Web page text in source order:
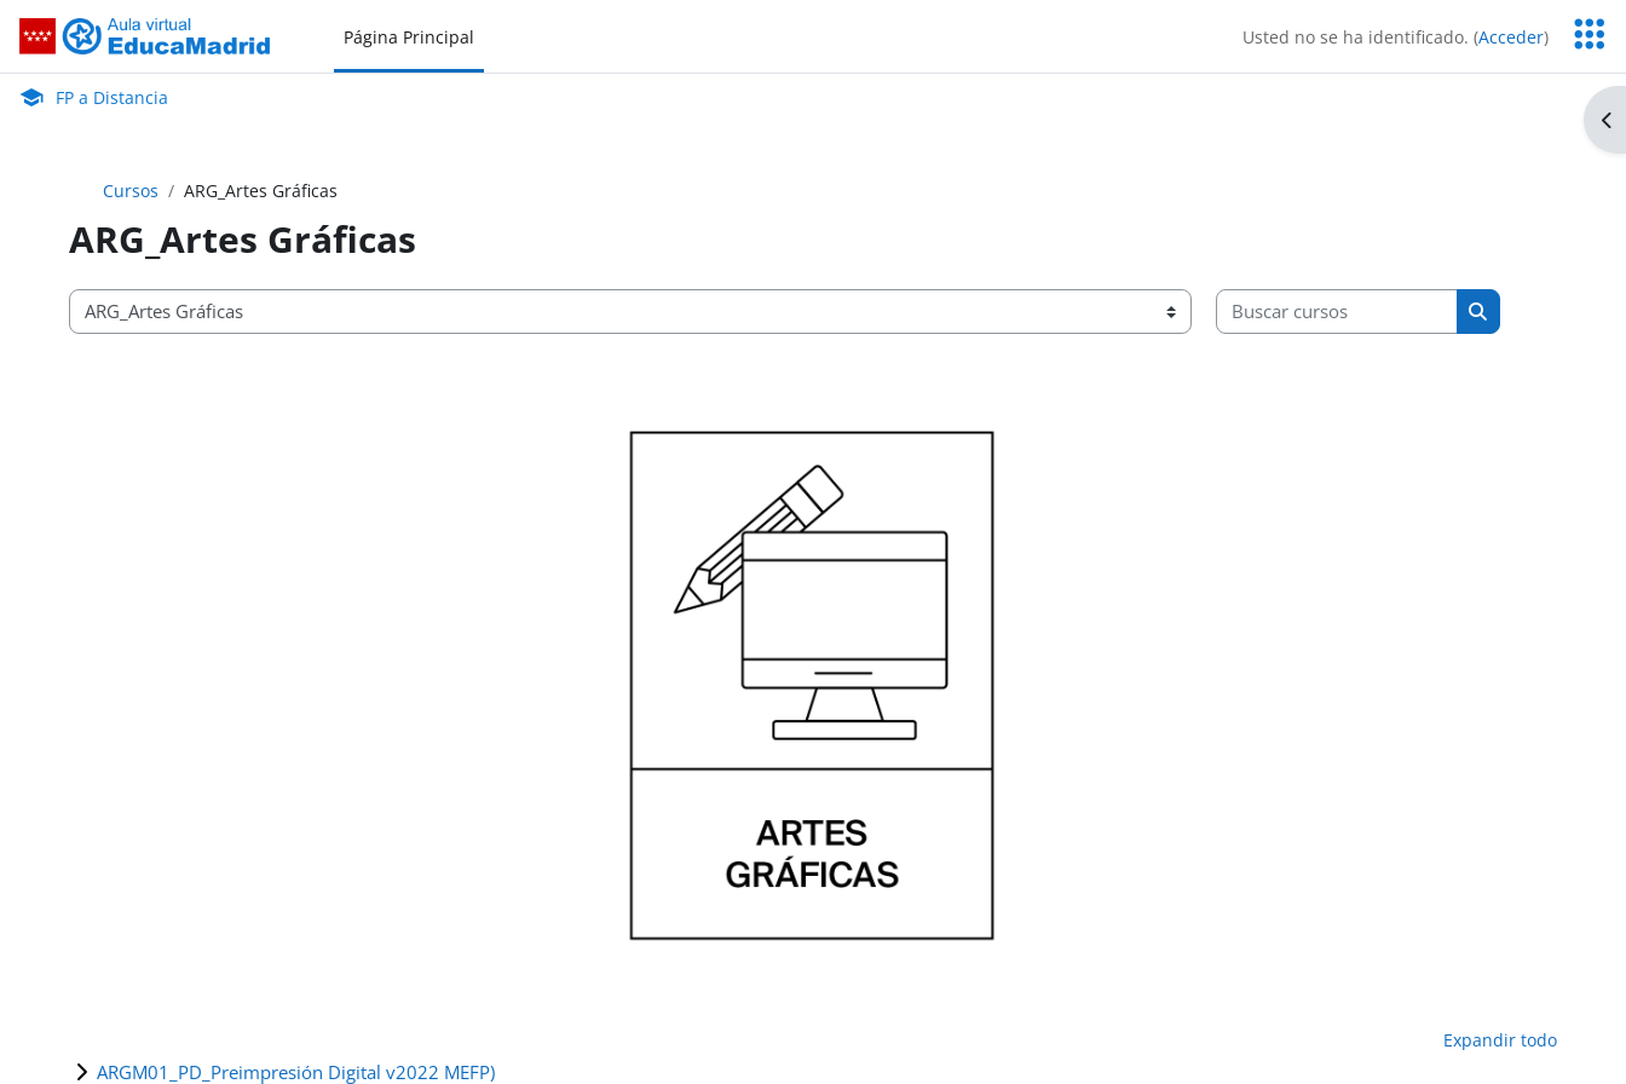
FP a Distancia Página Principal Usted no se ha identificado. (Acceder)
Aula Virtual de EducaMadrid:
FP a Distancia
Cursos ARG_Artes Gráficas
ARG_Artes Gráficas
Categorías
Buscar cursos
Buscar cursos
Expandir todo
ARGM01_PD_Preimpresión Digital v2022 MEFP)